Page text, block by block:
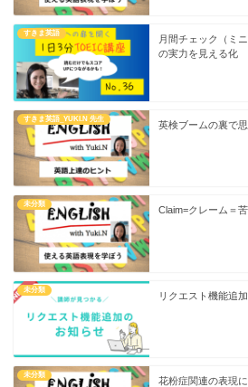
すきま英語
月間チェック（ミ
の実力を見える化
すきま英語_YUKI.N 先生
英検ブームの裏で
未分類
Claim=クレーム＝
未分類
リクエスト機能追
未分類
花粉症関連の表現に